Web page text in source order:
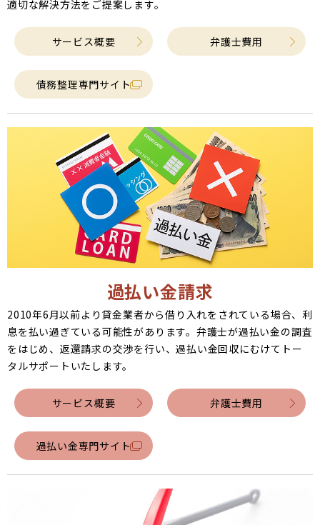
適切な解決方法をご提案します。
サービス概要 弁護士費用
債務整理専門サイト
過払い金請求
2010年6月以前より貸金業者から借り入れをされている場合、利
息を払い過ぎている可能性があります。弁護士が過払い金の調査
をはじめ、返還請求の交渉を行い、過払い金回収にむけてトー
タルサポートいたします。
サービス概要 弁護士費用
過払い金専門サイト